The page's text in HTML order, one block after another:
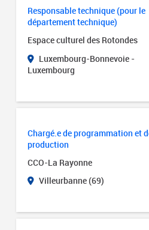
Responsable technique (pour le
département technique)
Espace culturel des Rotondes
Luxembourg-Bonnevoie -
Luxembourg
Chargé.e de programmation et
production
CCO-La Rayonne
Villeurbanne (69)